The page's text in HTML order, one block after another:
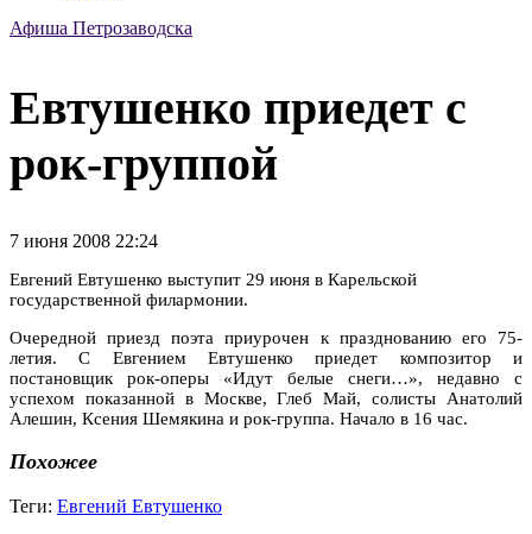
Афиша Петрозаводска
Евтушенко приедет с
рок-группой
7 июня 2008 22:24
Евгений Евтушенко выступит 29 июня в Карельской
государственной филармонии.
Очередной приезд поэта приурочен к празднованию его 75-
летия. С Евгением Евтушенко приедет композитор и
постановщик рок-оперы «Идут белые снеги…», недавно с
успехом показанной в Москве, Глеб Май, солисты Анатолий
Алешин, Ксения Шемякина и рок-группа. Начало в 16 час.
Похожее
Теги: Евгений Евтушенко